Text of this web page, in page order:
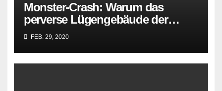
Monster-Crash: Warum das
perverse Lügengebäude der
Sozialisten in sich
zusammenbricht!
FEB. 29, 2020